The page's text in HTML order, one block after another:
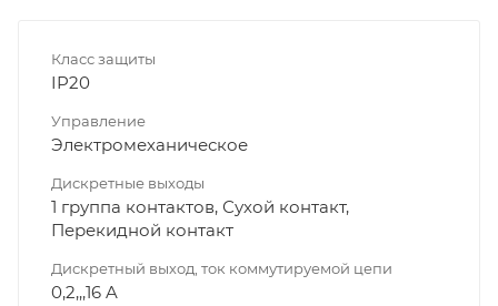
Класс защиты
IP20
Управление
Электромеханическое
Дискретные выходы
1 группа контактов, Сухой контакт,
Перекидной контакт
Дискретный выход, ток коммутируемой цепи
0,2,,,16 A